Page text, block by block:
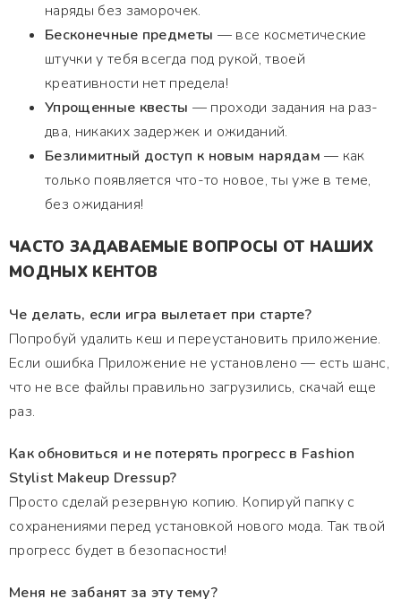
наряды без заморочек.
Бесконечные предметы — все косметические
штучки у тебя всегда под рукой, твоей
креативности нет предела!
Упрощенные квесты — проходи задания на раз-
два, никаких задержек и ожиданий.
Безлимитный доступ к новым нарядам — как
только появляется что-то новое, ты уже в теме,
без ожидания!
ЧАСТО ЗАДАВАЕМЫЕ ВОПРОСЫ ОТ НАШИХ
МОДНЫХ КЕНТОВ
Че делать, если игра вылетает при старте?
Попробуй удалить кеш и переустановить приложение.
Если ошибка Приложение не установлено — есть шанс,
что не все файлы правильно загрузились, скачай еще
раз.
Как обновиться и не потерять прогресс в Fashion
Stylist Makeup Dressup?
Просто сделай резервную копию. Копируй папку с
сохранениями перед установкой нового мода. Так твой
прогресс будет в безопасности!
Меня не забанят за эту тему?